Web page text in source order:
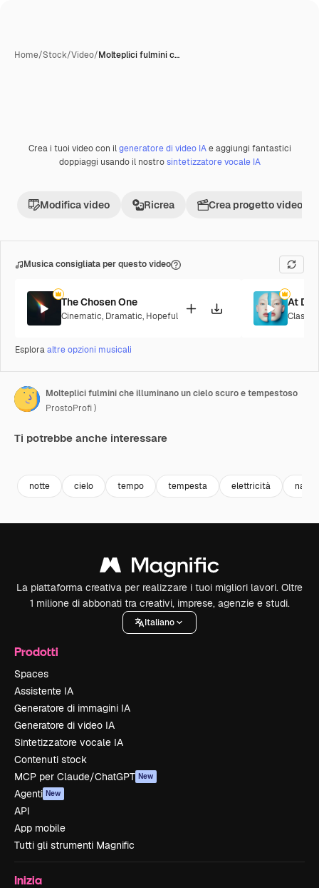
Home/Stock/Video/Molteplici fulmini c…
PremiumCreata con IA
Crea i tuoi video con ilgeneratore di video IAe aggiungi fantastici
doppiaggi usando il nostrosintetizzatore vocale IA
Modifica video Ricrea Crea progetto video
Musica consigliata per questo video
The Chosen One
Cinematic, Dramatic, Hopeful
At
Esploraaltre opzioni musicali
Molteplici fulmini che illuminano un cielo scuro e tempestoso
ProstoProfi )
Ti potrebbe anche interessare
notte cielo tempo tempesta elettricità
La piattaforma creativa per realizzare i tuoi migliori lavori. Oltre
1 milione di abbonati tra creativi, imprese, agenzie e studi.
Italiano
Prodotti
Spaces
Assistente IA
Generatore di immagini IA
Generatore di video IA
Sintetizzatore vocale IA
Contenuti stock
MCP per Claude/ChatGPT New
Agenti New
API
App mobile
Tutti gli strumenti Magnific
Inizia